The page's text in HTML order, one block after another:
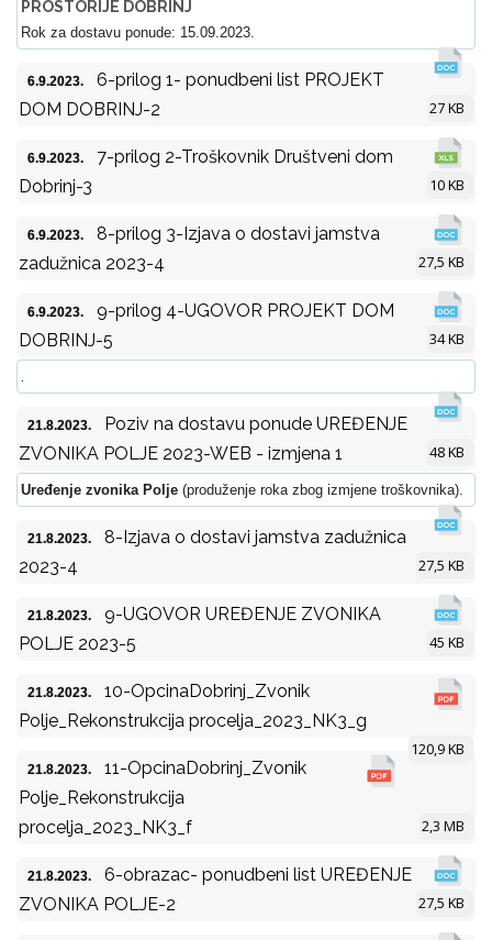
PROSTORIJE DOBRINJ
Rok za dostavu ponude: 15.09.2023.
6.9.2023.
6-prilog 1- ponudbeni list PROJEKT
DOM DOBRINJ-2
27 KB
6.9.2023.
7-prilog 2-Troškovnik Društveni dom
Dobrinj-3
10 KB
6.9.2023.
8-prilog 3-Izjava o dostavi jamstva
zadužnica 2023-4
27,5 KB
6.9.2023.
9-prilog 4-UGOVOR PROJEKT DOM
DOBRINJ-5
34 KB
21.8.2023.
Poziv na dostavu ponude UREĐENJE
ZVONIKA POLJE 2023-WEB - izmjena 1
48 KB
Uređenje zvonika Polje (produženje roka zbog izmjene troškovnika).
21.8.2023.
8-Izjava o dostavi jamstva zadužnica
2023-4
27,5 KB
21.8.2023.
9-UGOVOR UREĐENJE ZVONIKA
POLJE 2023-5
45 KB
21.8.2023.
10-OpcinaDobrinj_Zvonik
Polje_Rekonstrukcija procelja_2023_NK3_g
120,9 KB
21.8.2023.
11-OpcinaDobrinj_Zvonik
Polje_Rekonstrukcija
procelja_2023_NK3_f
2,3 MB
21.8.2023.
6-obrazac- ponudbeni list UREĐENJE
ZVONIKA POLJE-2
27,5 KB